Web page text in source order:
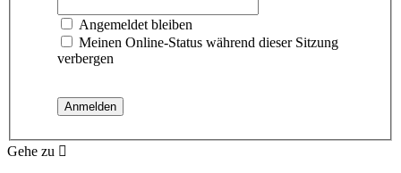
Angemeldet bleiben
Meinen Online-Status während dieser Sitzung
verbergen
Gehe zu